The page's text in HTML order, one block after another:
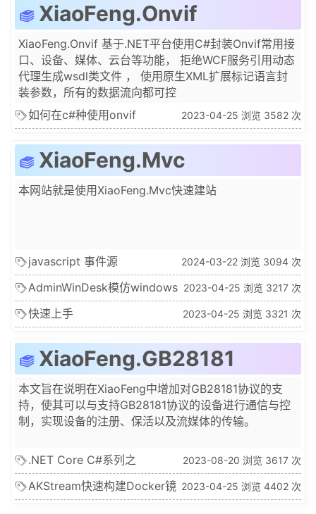
XiaoFeng.Onvif
XiaoFeng.Onvif 基于.NET平台使用C#封装Onvif常用接
口、设备、媒体、云台等功能， 拒绝WCF服务引用动态
代理生成wsdl类文件 ， 使用原生XML扩展标记语言封
装参数，所有的数据流向都可控
如何在c#种使用onvif
2023-04-25 浏览 3582 次
XiaoFeng.Mvc
本网站就是使用XiaoFeng.Mvc快速建站
javascript 事件源
EventSource
2024-03-22 浏览 3094 次
AdminWinDesk模仿windows
桌面后台皮肤
2023-04-25 浏览 3217 次
快速上手 2023-04-25 浏览 3321 次
XiaoFeng.GB28181
本文旨在说明在XiaoFeng中增加对GB28181协议的支
持，使其可以与支持GB28181协议的设备进行通信与控
制，实现设备的注册、保活以及流媒体的传输。
.NET Core C#系列之
AKStream.NET摄像头国标
2023-08-20 浏览 3617 次
AKStream快速构建Docker镜 2023-04-25 浏览 4402 次